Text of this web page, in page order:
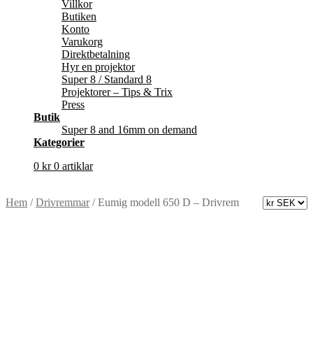
Villkor
Butiken
Konto
Varukorg
Direktbetalning
Hyr en projektor
Super 8 / Standard 8
Projektorer – Tips & Trix
Press
Butik
Super 8 and 16mm on demand
Kategorier
0 kr 0 artiklar
Hem /Drivremmar/Eumig modell 650 D – Drivrem